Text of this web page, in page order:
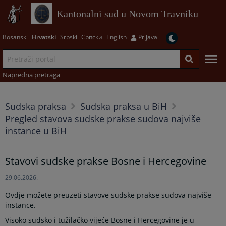
Kantonalni sud u Novom Travniku
Bosanski Hrvatski Srpski Српски English Prijava
Napredna pretraga
Sudska praksa
Sudska praksa u BiH
Pregled stavova sudske prakse sudova najviše
instance u BiH
Stavovi sudske prakse Bosne i Hercegovine
29.06.2026.
Ovdje možete preuzeti stavove sudske prakse sudova najviše
instance.
Visoko sudsko i tužilačko vijeće Bosne i Hercegovine je u